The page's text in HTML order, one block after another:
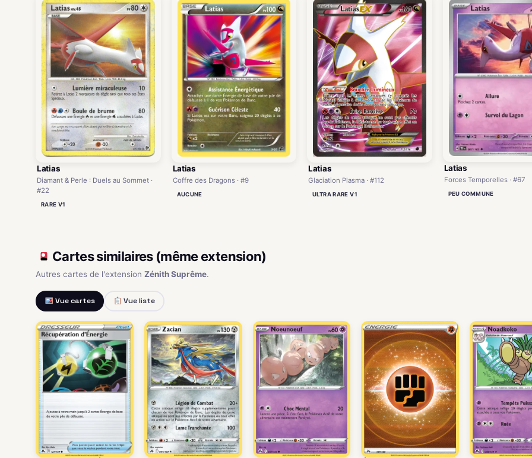
Latias
Diamant & Perle : Duels au Sommet ·
#22
RARE V1
Latias
Coffre des Dragons · #9
AUCUNE
Latias
Glaciation Plasma · #112
ULTRA RARE V1
Latias
Forces Temporelles · #67
PEU COMMUNE
Cartes similaires (même extension)
Autres cartes de l'extension Zénith Suprême.
Vue cartes Vue liste